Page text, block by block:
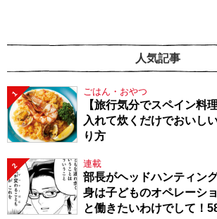
人気記事
1 ごはん・おやつ
【旅行気分でスペイン料
入れて炊くだけでおいし
り方
2 連載
部長がヘッドハンティン
身は子どものオペレーシ
と働きたいわけでして！